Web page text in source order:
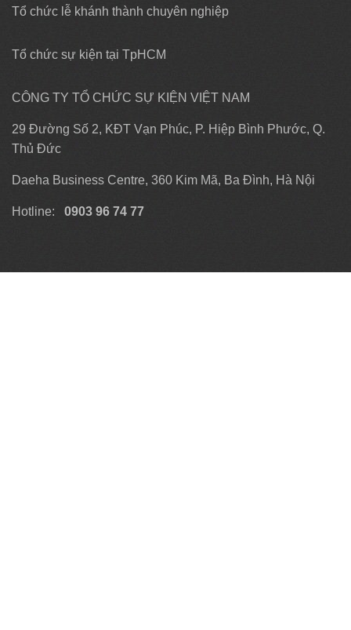
Tổ chức lễ khánh thành chuyên nghiệp
Tổ chức sự kiện tại TpHCM
CÔNG TY TỔ CHỨC SỰ KIỆN VIỆT NAM
29 Đường Số 2, KĐT Vạn Phúc, P. Hiệp Bình Phước, Q.
Thủ Đức
Daeha Business Centre, 360 Kim Mã, Ba Đình, Hà Nội
Hotline: 0903 96 74 77